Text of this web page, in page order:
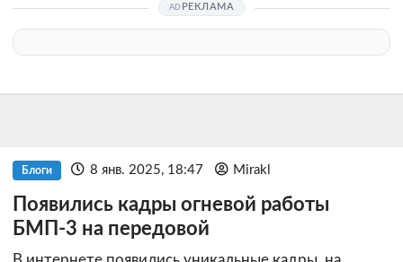
РЕКЛАМА
Блоги 8 янв. 2025, 18:47 Mirakl
Появились кадры огневой работы
БМП-3 на передовой